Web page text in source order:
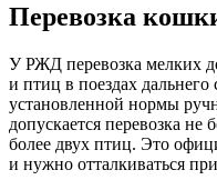
Перевозка
У РЖД перевозка мелких
и птиц в поездах дальнего
установленной нормы
допускается перевозка
более двух птиц. Это
и нужно отталкиваться